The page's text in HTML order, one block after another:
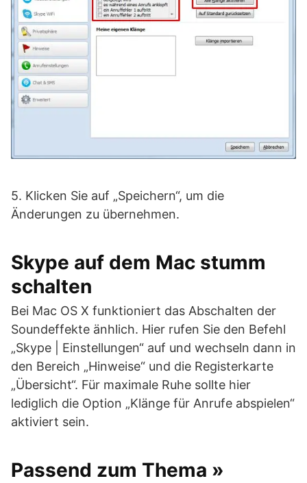
5. Klicken Sie auf „Speichern“, um die
Änderungen zu übernehmen.
Skype auf dem Mac stumm
schalten
Bei Mac OS X funktioniert das Abschalten der
Soundeffekte änhlich. Hier rufen Sie den Befehl
„Skype | Einstellungen“ auf und wechseln dann in
den Bereich „Hinweise“ und die Registerkarte
„Übersicht“. Für maximale Ruhe sollte hier
lediglich die Option „Klänge für Anrufe abspielen“
aktiviert sein.
Passend zum Thema »